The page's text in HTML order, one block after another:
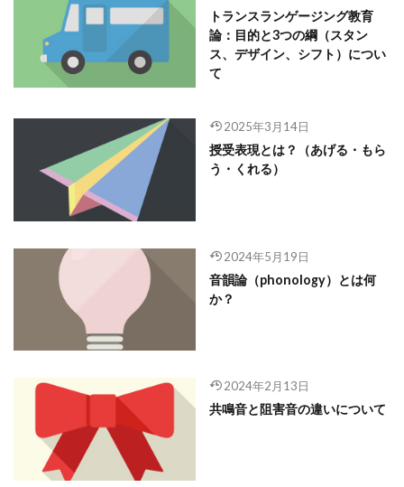
トランスランゲージング教育
論：目的と3つの綱（スタン
ス、デザイン、シフト）につい
て
2025年3月14日
授受表現とは？（あげる・もら
う・くれる）
2024年5月19日
音韻論（phonology）とは何
か？
2024年2月13日
共鳴音と阻害音の違いについて